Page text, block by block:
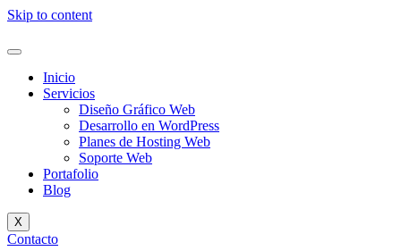
Skip to content
Inicio
Servicios
Diseño Gráfico Web
Desarrollo en WordPress
Planes de Hosting Web
Soporte Web
Portafolio
Blog
X
Contacto